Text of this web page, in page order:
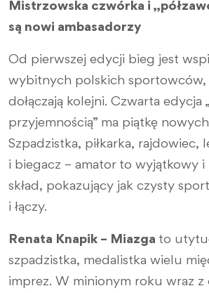
Mistrzowska czwórka i
są nowi ambasadorzy
Od pierwszej edycji bieg jest
wybitnych polskich
dołączają kolejni. Czwarta edycja
przyjemnością” ma piątkę
Szpadzistka, piłkarka, rajdowiec,
i biegacz – amator to wyjątkowy
skład, pokazujący jak czysty
i łączy.
Renata Knapik – Miazga to
szpadzistka, medalistka wielu
imprez. W minionym roku wraz z